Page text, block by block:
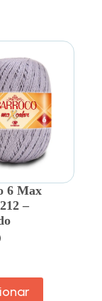
6 Max
–